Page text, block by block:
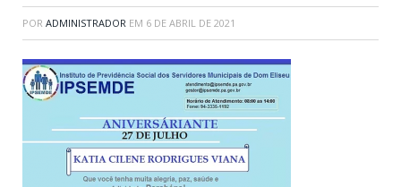
POR ADMINISTRADOR EM 6 DE ABRIL DE 2021